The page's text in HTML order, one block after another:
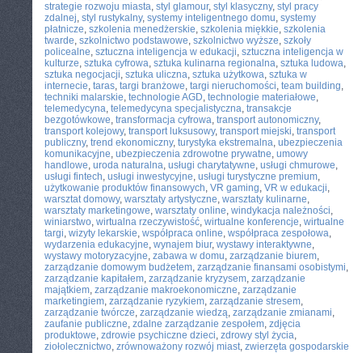
strategie rozwoju miasta, styl glamour, styl klasyczny, styl pracy
zdalnej, styl rustykalny, systemy inteligentnego domu, systemy
płatnicze, szkolenia menedżerskie, szkolenia miękkie, szkolenia
twarde, szkolnictwo podstawowe, szkolnictwo wyższe, szkoły
policealne, sztuczna inteligencja w edukacji, sztuczna inteligencja w
kulturze, sztuka cyfrowa, sztuka kulinarna regionalna, sztuka ludowa,
sztuka negocjacji, sztuka uliczna, sztuka użytkowa, sztuka w
internecie, taras, targi branżowe, targi nieruchomości, team building,
techniki malarskie, technologie AGD, technologie materiałowe,
telemedycyna, telemedycyna specjalistyczna, transakcje
bezgotówkowe, transformacja cyfrowa, transport autonomiczny,
transport kolejowy, transport luksusowy, transport miejski, transport
publiczny, trend ekonomiczny, turystyka ekstremalna, ubezpieczenia
komunikacyjne, ubezpieczenia zdrowotne prywatne, umowy
handlowe, uroda naturalna, usługi charytatywne, usługi chmurowe,
usługi fintech, usługi inwestycyjne, usługi turystyczne premium,
użytkowanie produktów finansowych, VR gaming, VR w edukacji,
warsztat domowy, warsztaty artystyczne, warsztaty kulinarne,
warsztaty marketingowe, warsztaty online, windykacja należności,
winiarstwo, wirtualna rzeczywistość, wirtualne konferencje, wirtualne
targi, wizyty lekarskie, współpraca online, współpraca zespołowa,
wydarzenia edukacyjne, wynajem biur, wystawy interaktywne,
wystawy motoryzacyjne, zabawa w domu, zarządzanie biurem,
zarządzanie domowym budżetem, zarządzanie finansami osobistymi,
zarządzanie kapitałem, zarządzanie kryzysem, zarządzanie
majątkiem, zarządzanie makroekonomiczne, zarządzanie
marketingiem, zarządzanie ryzykiem, zarządzanie stresem,
zarządzanie twórcze, zarządzanie wiedzą, zarządzanie zmianami,
zaufanie publiczne, zdalne zarządzanie zespołem, zdjęcia
produktowe, zdrowie psychiczne dzieci, zdrowy styl życia,
ziołolecznictwo, zrównoważony rozwój miast, zwierzęta gospodarskie